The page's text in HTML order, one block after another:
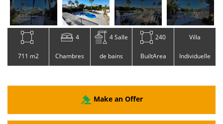
711 m2
4
Chambres
4 Salle
de bains
240
BuiltArea
Villa
Individuelle
Make an Offer